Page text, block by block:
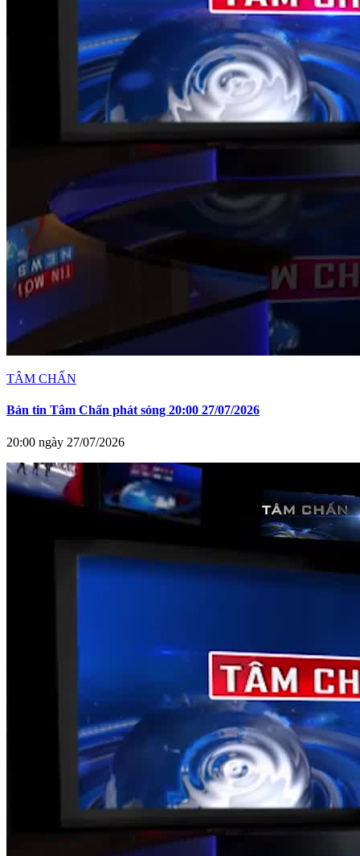
TÂM CHẤN
Bản tin Tâm Chấn phát sóng 20:00 27/07/2026
20:00 ngày 27/07/2026